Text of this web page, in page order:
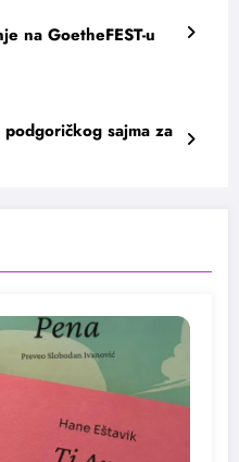
na GoetheFEST-u
sajma za